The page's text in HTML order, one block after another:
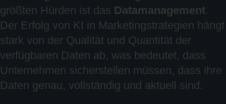
größten Hürden ist das Datamanagement.
Der Erfolg von KI in Marketingstrategien hängt
stark von der Qualität und Quantität der
verfügbaren Daten ab, was bedeutet, dass
Unternehmen sicherstellen müssen, dass ihre
Daten genau, vollständig und aktuell sind.